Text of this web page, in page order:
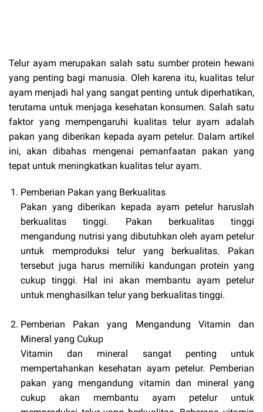
Telur ayam merupakan salah satu sumber protein hewani
yang penting bagi manusia. Oleh karena itu, kualitas telur
ayam menjadi hal yang sangat penting untuk diperhatikan,
terutama untuk menjaga kesehatan konsumen. Salah satu
faktor yang mempengaruhi kualitas telur ayam adalah
pakan yang diberikan kepada ayam petelur. Dalam artikel
ini, akan dibahas mengenai pemanfaatan pakan yang
tepat untuk meningkatkan kualitas telur ayam.
Pemberian Pakan yang Berkualitas
Pakan yang diberikan kepada ayam petelur haruslah
berkualitas tinggi. Pakan berkualitas tinggi
mengandung nutrisi yang dibutuhkan oleh ayam petelur
untuk memproduksi telur yang berkualitas. Pakan
tersebut juga harus memiliki kandungan protein yang
cukup tinggi. Hal ini akan membantu ayam petelur
untuk menghasilkan telur yang berkualitas tinggi.
Pemberian Pakan yang Mengandung Vitamin dan
Mineral yang Cukup
Vitamin dan mineral sangat penting untuk
mempertahankan kesehatan ayam petelur. Pemberian
pakan yang mengandung vitamin dan mineral yang
cukup akan membantu ayam petelur untuk